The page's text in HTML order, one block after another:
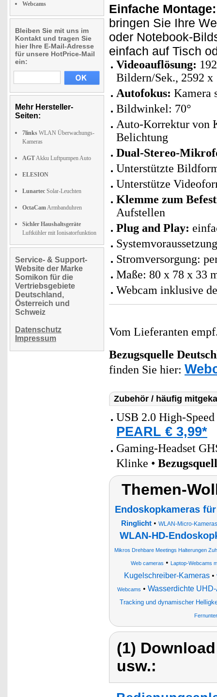
Webcams
Bleiben Sie mit uns im
Kontakt und tragen Sie
hier Ihre E-Mail-Adresse
für unsere HotPrice-Mail
ein:
Mehr Hersteller-
Seiten:
7links WLAN Überwachungs-
Kameras
AGTAkku Luftpumpen Auto
ELESION
Lunartec Solar-Leuchten
OctaCamArmbanduhren
Sichler Haushaltsgeräte
Luftkühler mit Ionisatorfunktion
Service- & Support-
Website der Marke
Somikon für die
Vertriebsgebiete
Deutschland,
Österreich und
Schweiz
Datenschutz
Impressum
Einfache Montage:
bringen Sie Ihre
oder Notebook-
einfach auf Tisch
Videoauflösung:
Bildern/Sek., 2592
Autofokus: Kamera
Bildwinkel: 70°
Auto-Korrektur von
Belichtung
Dual-Stereo-
Unterstützte
Unterstütze
Klemme zum
Aufstellen
Plug and Play:
Stromversorgung:
Maße: 80 x 78 x 33
Webcam inklusive
Vom Lieferanten
Bezugsquelle
finden Sie hier:
Zubehör / häufig
USB 2.0 High-
PEARL € 3,99*
Gaming-Headset
Klinke •
Themen-
Endoskopkameras
Ringlicht • WLAN-Micro-
WLAN-HD-
Mikros Drehbare Meetings Halterungen
Web cameras • Laptop-Webcams
Kugelschreiber-Kameras •
Webcams • Wasserdichte
Tracking und dynamischer
(1)
usw.: